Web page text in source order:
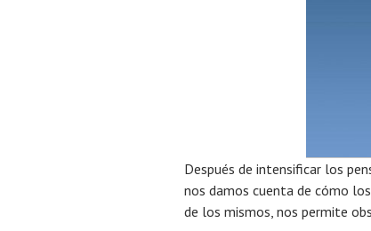
Después de intensificar los
nos damos cuenta de cómo
de los mismos, nos permite